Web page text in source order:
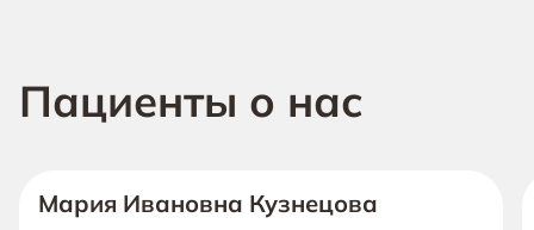
Пациенты о нас
Мария Ивановна Кузнецова